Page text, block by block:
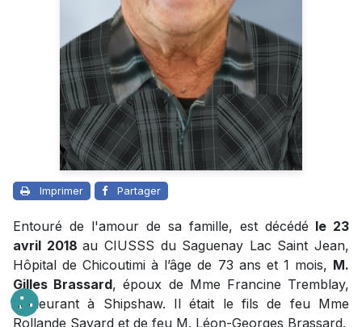
Imprimer Partager
Entouré de l'amour de sa famille, est décédé le 23
avril 2018au CIUSSS du Saguenay Lac Saint Jean,
Hôpital de Chicoutimi à l’âge de 73 ans et 1 mois, M.
Gilles Brassard, époux de Mme Francine Tremblay,
demeurant à Shipshaw. Il était le fils de feu Mme
Rollande Savard et de feu M. Léon-Georges Brassard.